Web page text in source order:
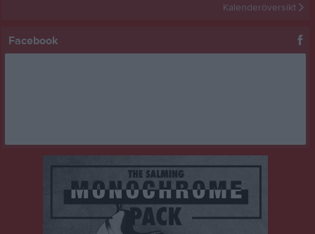
Kalenderöversikt
Facebook